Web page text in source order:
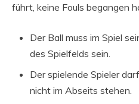
führt, keine Fouls begangen
Der Ball muss im Spiel
des Spielfelds sein.
Der spielende Spieler
nicht im Abseits stehen.